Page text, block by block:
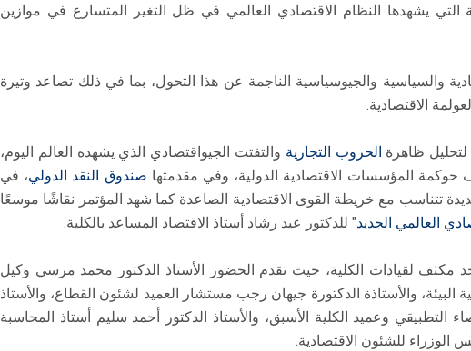
التي يشهدها النظام الاقتصادي العالمي في ظل التغير المتسارع في موازين
والسياسية والجيوسياسية الناجمة عن هذا التحول، بما في ذلك تصاعد وتيرة
الاقتصادية.
ظاهرة الحروب التجارية والتفتت الجيواقتصادي الذي يشهده العالم اليوم،
المؤسسات الاقتصادية الدولية، وفي مقدمتها صندوق النقد الدولي، في
تتناسب مع خريطة القوى الاقتصادية الصاعدة كما شهد المؤتمر نقاشًا موسعًا
العالمي الجديد" للدكتور عيد رشاد أستاذ الاقتصاد المساعد بالكلية.
مكثف لقيادات الكلية، حيث تقدم الحضور الأستاذ الدكتور محمد مرسي وكيل
البيئة، والأستاذة الدكتورة جيهان رجب مستشار العميد لشئون القطاع، والأستاذ
التطبيقي وعميد الكلية الأسبق، والأستاذ الدكتور أحمد سليم أستاذ المحاسبة
للشئون الاقتصادية.